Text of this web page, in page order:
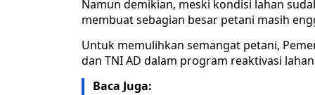
Namun demikian, meski kondisi lahan
membuat sebagian besar petani masih
Untuk memulihkan semangat petani,
dan TNI AD dalam program reaktivasi
Baca Juga: